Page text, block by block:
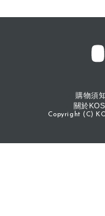
購物須知
關於
Copyright (C)